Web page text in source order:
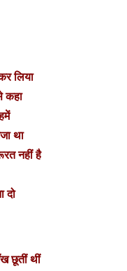
लिया
कहा
था
नहीं है
दो
छूतीं थीं